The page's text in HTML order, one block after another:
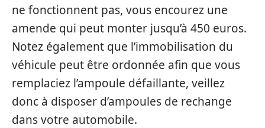
ne fonctionnent pas, vous encourez une
amende qui peut monter jusqu’à 450 euros.
Notez également que l’immobilisation du
véhicule peut être ordonnée afin que vous
remplaciez l’ampoule défaillante, veillez
donc à disposer d’ampoules de rechange
dans votre automobile.